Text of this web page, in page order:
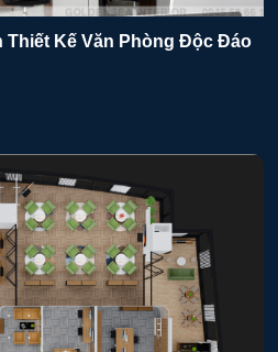
Thiết Kế Văn Phòng Độc Đáo